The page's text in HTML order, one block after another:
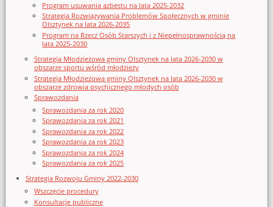
Program usuwania azbestu na lata 2025-2032
Strategia Rozwiązywania Problemów Społecznych w gminie
Olsztynek na lata 2026-2035
Program na Rzecz Osób Starszych i z Niepełnosprawnością na
lata 2025-2030
Strategia Młodzieżowa gminy Olsztynek na lata 2026-2030 w
obszarze sportu wśród młodzieży
Strategia Młodzieżowa gminy Olsztynek na lata 2026-2030 w
obszarze zdrowia psychicznego młodych osób
Sprawozdania
Sprawozdania za rok 2020
Sprawozdania za rok 2021
Sprawozdania za rok 2022
Sprawozdania za rok 2023
Sprawozdania za rok 2024
Sprawozdania za rok 2025
Strategia Rozwoju Gminy 2022-2030
Wszczęcie procedury
Konsultacje publiczne